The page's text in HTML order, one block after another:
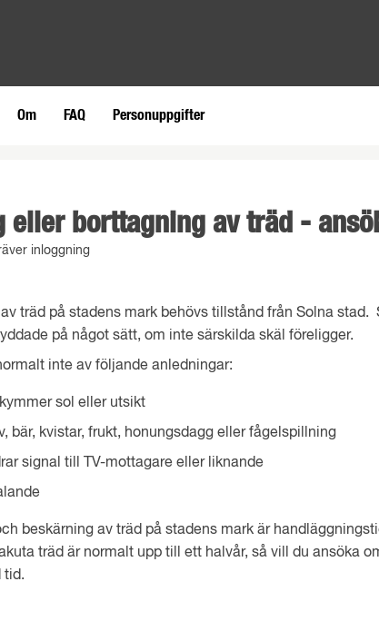
Om FAQ Personuppgifter
eller borttagning av träd -
inloggning
träd på stadens mark behövs tillstånd från Solna stad.
på något sätt, om inte särskilda skäl föreligger.
inte av följande anledningar:
sol eller utsikt
bär, kvistar, frukt, honungsdagg eller fågelspillning
signal till TV-mottagare eller liknande
beskärning av träd på stadens mark är
träd är normalt upp till ett halvår, så vill du ansöka
tid.